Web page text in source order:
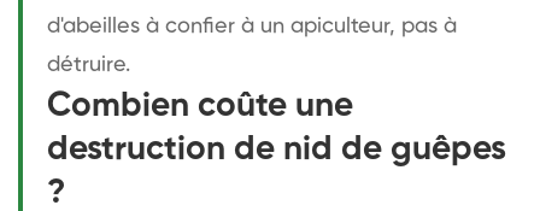
d'abeilles à confier à un apiculteur, pas à
détruire.
Combien coûte une
destruction de nid de guêpes
?